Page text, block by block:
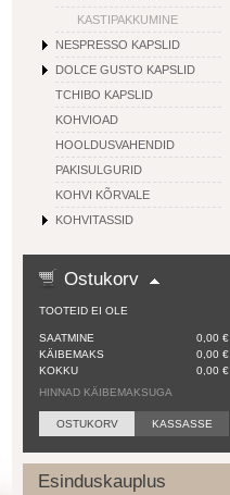
KASTIPAKKUMINE
NESPRESSO KAPSLID
DOLCE GUSTO KAPSLID
TCHIBO KAPSLID
KOHVIOAD
HOOLDUSVAHENDID
PAKISULGURID
KOHVI KÕRVALE
KOHVITASSID
Ostukorv
TOOTEID EI OLE
SAATMINE
0,00 €
KÄIBEMAKS
0,00 €
KOKKU
0,00 €
HINNAD KÄIBEMAKSUGA
OSTUKORV KASSASSE
Esinduskauplus